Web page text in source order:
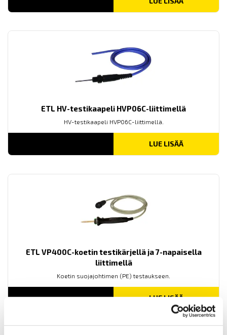
ETL HV-testikaapeli HVP06C-liittimellä
HV-testikaapeli HVP06C-liittimellä.
LUE LISÄÄ
ETL VP400C-koetin testikärjellä ja 7-napaisella
liittimellä
Koetin suojajohtimen (PE) testaukseen.
LUE LISÄÄ